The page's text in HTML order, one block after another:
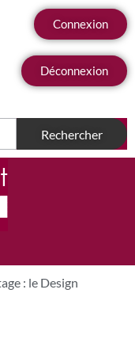
Connexion
Déconnexion
: le Design